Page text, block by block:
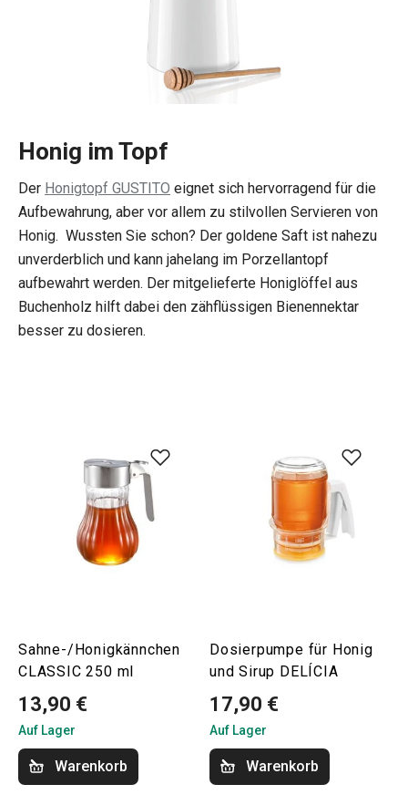
Honig im Topf
Der Honigtopf GUSTITO eignet sich hervorragend für die
Aufbewahrung, aber vor allem zu stilvollen Servieren von
Honig. Wussten Sie schon? Der goldene Saft ist nahezu
unverderblich und kann jahelang im Porzellantopf
aufbewahrt werden. Der mitgelieferte Honiglöffel aus
Buchenholz hilft dabei den zähflüssigen Bienennektar
besser zu dosieren.
Sahne-/Honigkännchen
CLASSIC 250 ml
13,90 €
Auf Lager
Warenkorb
Dosierpumpe für Honig
und Sirup DELÍCIA
17,90 €
Auf Lager
Warenkorb